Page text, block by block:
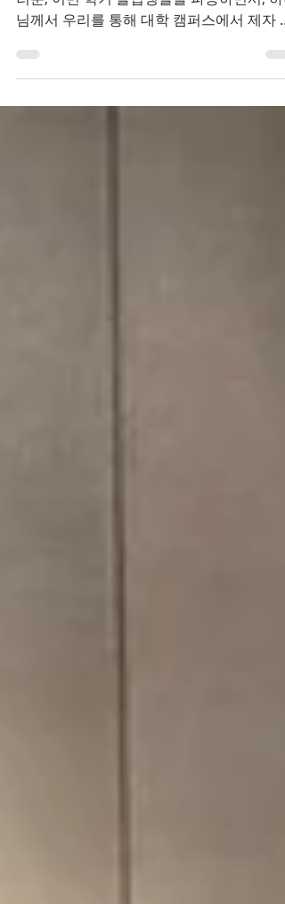
님께서 우리를 통해 대학 캠퍼스에서 제자 양
습니다. 올해는 많은 어려움이 있었습니다.
혹과 불확실성, 재정적인 어려움으로 인해 사
역과 개인적인 삶이 흔들릴 때도 있었지만,